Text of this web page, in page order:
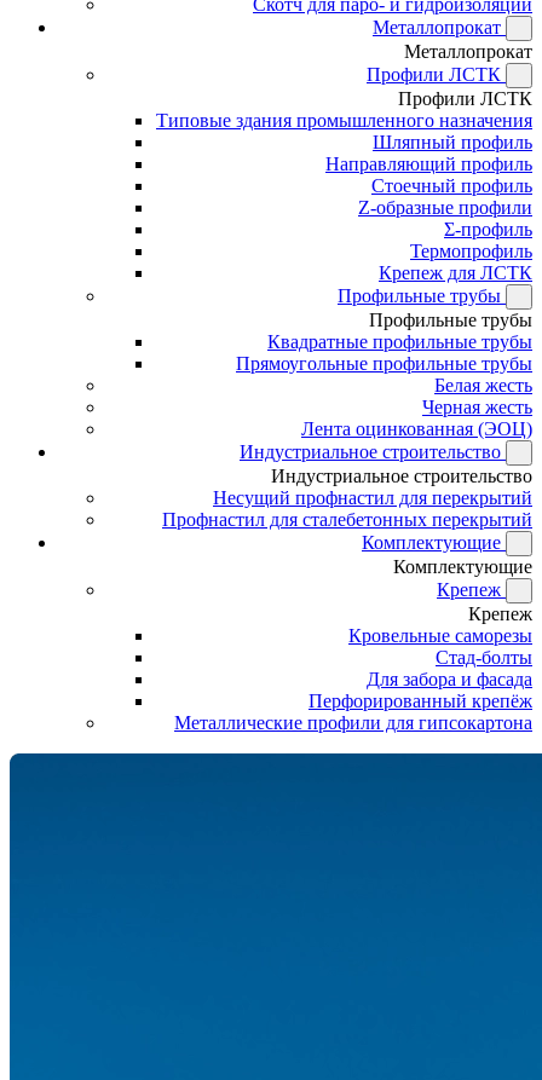
Скотч для паро- и гидроизоляции
Металлопрокат
Металлопрокат
Профили ЛСТК
Профили ЛСТК
Типовые здания промышленного назначения
Шляпный профиль
Направляющий профиль
Стоечный профиль
Z-образные профили
Σ-профиль
Термопрофиль
Крепеж для ЛСТК
Профильные трубы
Профильные трубы
Квадратные профильные трубы
Прямоугольные профильные трубы
Белая жесть
Черная жесть
Лента оцинкованная (ЭОЦ)
Индустриальное строительство
Индустриальное строительство
Несущий профнастил для перекрытий
Профнастил для сталебетонных перекрытий
Комплектующие
Комплектующие
Крепеж
Крепеж
Кровельные саморезы
Стад-болты
Для забора и фасада
Перфорированный крепёж
Металлические профили для гипсокартона